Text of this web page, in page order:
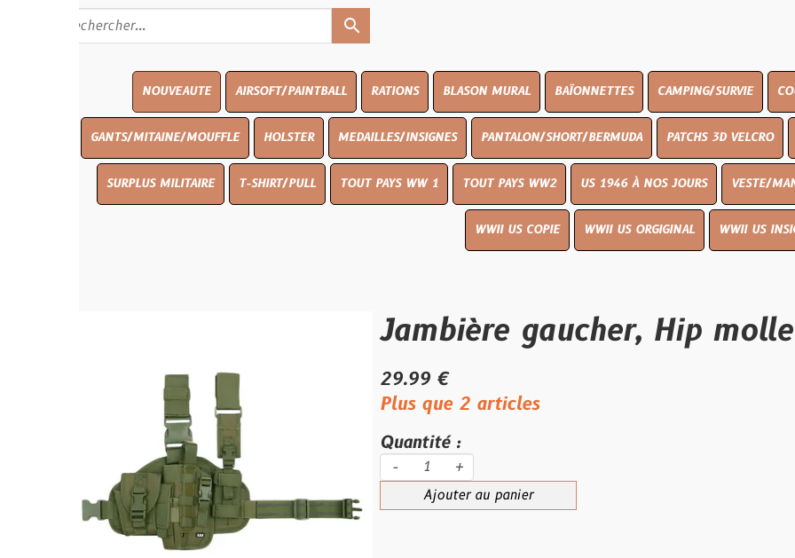
AIRSOFT/PAINTBALL RATIONS BLASON MURAL BAÏONNETTES CAMPING/SURVIE COUTELLERIE
GANTS/MITAINE/MOUFFLE HOLSTER MEDAILLES/INSIGNES PANTALON/SHORT/BERMUDA PATCHS 3D VELCRO PEINTURE
SURPLUS MILITAIRE T-SHIRT/PULL TOUT PAYS WW 1 TOUT PAYS WW2 US 1946 À NOS JOURS VESTE/MANTEAU
WWII US COPIE WWII US ORGIGINAL WWII US INSIGNES
Jambière gaucher, Hip molle
Plus que 2 articles
Ajouter au panier